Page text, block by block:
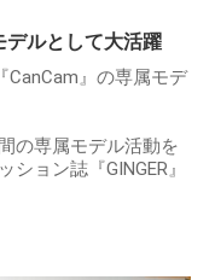
デルとして大活躍
CanCam』の専属モデ
の専属モデル活動を
ョン誌『GINGER』